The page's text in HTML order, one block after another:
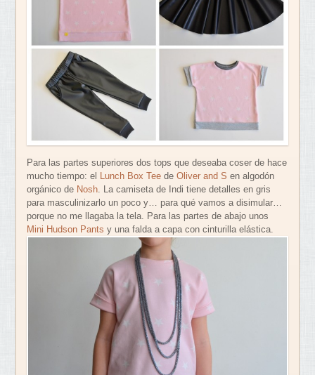
Para las partes superiores dos tops que deseaba coser de hace
mucho tiempo: el Lunch Box Tee deOliver and S en algodón
orgánico de Nosh. La camiseta de Indi tiene detalles en gris
para masculinizarlo un poco y… para qué vamos a disimular…
porque no me llagaba la tela. Para las partes de abajo unos
Mini Hudson Pants y una falda a capa con cinturilla elástica.